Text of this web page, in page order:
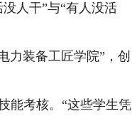
人干”与“有人没活
装备工匠学院”，创
能考核。“这些学生凭